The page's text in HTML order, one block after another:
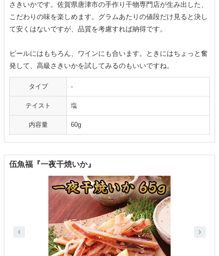
さきいかです。佐賀県唐津市の手作り干物専門店が生み出した、
こだわりの味を楽しめます。グラムあたりの値段だけ見ると決し
て安くはないですが、品質を考慮すれば納得です。
ビールにはもちろん、ワインにも合います。ときにはちょっと奮
発して、高級さきいかを試してみるのもいいですね。
タイプ -
テイスト 塩
内容量 60g
伍魚福『一夜干焼いか』